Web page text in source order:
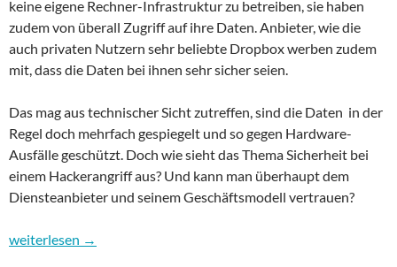
keine eigene Rechner-Infrastruktur zu betreiben, sie haben
zudem von überall Zugriff auf ihre Daten. Anbieter, wie die
auch privaten Nutzern sehr beliebte Dropbox werben zudem
mit, dass die Daten bei ihnen sehr sicher seien.
Das mag aus technischer Sicht zutreffen, sind die Daten in der
Regel doch mehrfach gespiegelt und so gegen Hardware-
Ausfälle geschützt. Doch wie sieht das Thema Sicherheit bei
einem Hackerangriff aus? Und kann man überhaupt dem
Diensteanbieter und seinem Geschäftsmodell vertrauen?
Sicherheit im Internet – Teil 8: Cloud-Computing und
weiterlesen →